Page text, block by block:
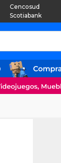
Cencosud
Scotiabank